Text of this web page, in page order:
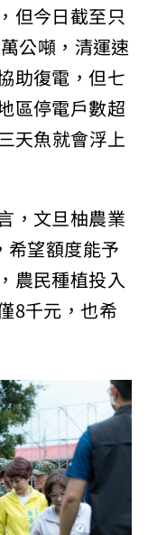
但今日截至只
公噸，清運速
助復電，但七
區停電戶數超
天魚就會浮上
，文旦柚農業
望額度能予
農民種植投入
8千元，也希